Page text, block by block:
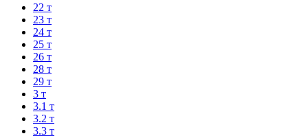
22 т
23 т
24 т
25 т
26 т
28 т
29 т
3 т
3.1 т
3.2 т
3.3 т